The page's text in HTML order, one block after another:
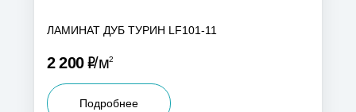
ЛАМИНАТ ДУБ ТУРИН LF101-11
2 200Р м2
Подробнее